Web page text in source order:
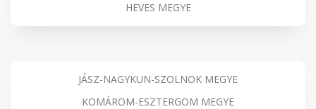
HEVES MEGYE
JÁSZ-NAGYKUN-SZOLNOK MEGYE
KOMÁROM-ESZTERGOM MEGYE